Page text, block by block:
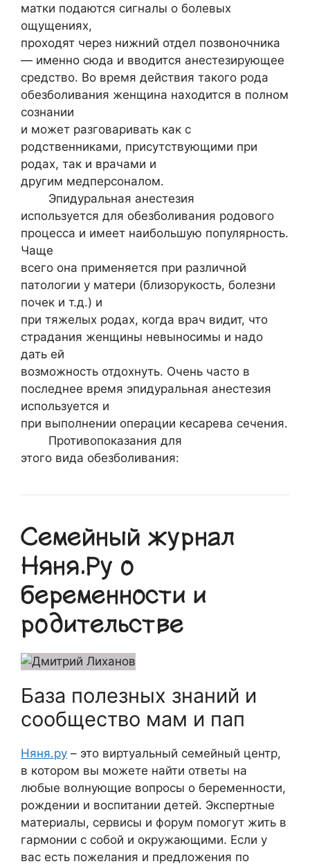
матки подаются сигналы о болевых
ощущениях,
проходят через нижний отдел позвоночника
— именно сюда и вводится анестезирующее
средство. Во время действия такого рода
обезболивания женщина находится в полном
сознании
и может разговаривать как с
родственниками, присутствующими при
родах, так и врачами и
другим медперсоналом.
Эпидуральная анестезия
используется для обезболивания родового
процесса и имеет наибольшую популярность.
Чаще
всего она применяется при различной
патологии у матери (близорукость, болезни
почек и т.д.) и
при тяжелых родах, когда врач видит, что
страдания женщины невыносимы и надо
дать ей
возможность отдохнуть. Очень часто в
последнее время эпидуральная анестезия
используется и
при выполнении операции кесарева сечения.
Противопоказания для
этого вида обезболивания:
Семейный журнал
Няня.Ру о
беременности и
родительстве
База полезных знаний и
сообщество мам и пап
Няня.ру – это виртуальный семейный центр,
в котором вы можете найти ответы на
любые волнующие вопросы о беременности,
рождении и воспитании детей. Экспертные
материалы, сервисы и форум помогут жить в
гармонии с собой и окружающими. Если у
вас есть пожелания и предложения по